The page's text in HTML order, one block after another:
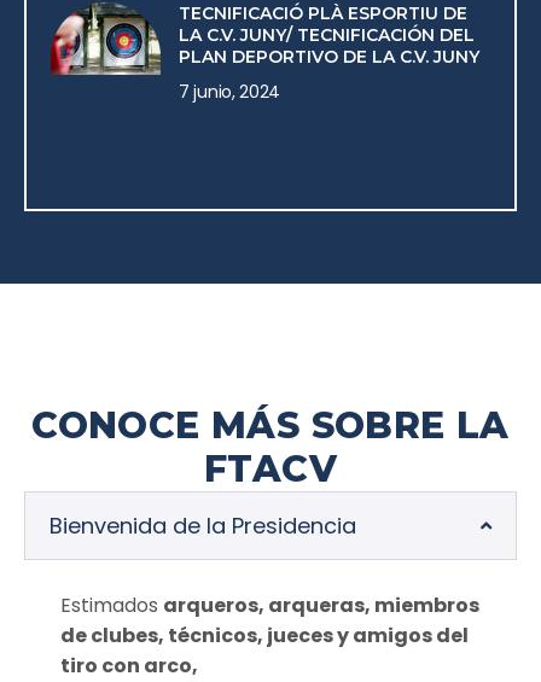
TECNIFICACIÓ PLÀ ESPORTIU DE
LA C.V. JUNY/ TECNIFICACIÓN DEL
PLAN DEPORTIVO DE LA C.V. JUNY
7 junio, 2024
CONOCE MÁS SOBRE LA
FTACV
Bienvenida de la Presidencia
Estimados arqueros, arqueras, miembros
de clubes, técnicos, jueces y amigos del
tiro con arco,